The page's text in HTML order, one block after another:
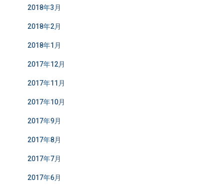
2018年3月
2018年2月
2018年1月
2017年12月
2017年11月
2017年10月
2017年9月
2017年8月
2017年7月
2017年6月